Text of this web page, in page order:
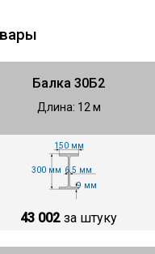
Балка 30Б2
Длина: 12 м
300 мм
150 мм
6.5 мм
9 мм
43 002 за штуку